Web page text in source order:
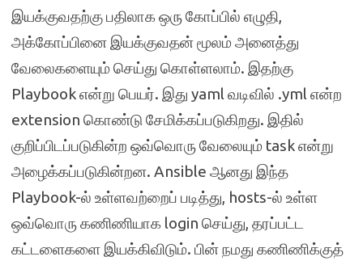
இயக்குவதற்கு பதிலாக ஒரு கோப்பில் எழுதி,
அக்கோப்பினை இயக்குவதன் மூலம் அனைத்து
வேலைகளையும் செய்து கொள்ளலாம். இதற்கு
Playbook என்று பெயர். இது yaml வடிவில் .yml என்ற
extension கொண்டு சேமிக்கப்படுகிறது. இதில்
குறிப்பிடப்படுகின்ற ஒவ்வொரு வேலையும் task என்று
அழைக்கப்படுகின்றன. Ansible ஆனது இந்த
Playbook-ல் உள்ளவற்றைப் படித்து, hosts-ல் உள்ள
ஒவ்வொரு கணிணியாக login செய்து, தரப்பட்ட
கட்டளைகளை இயக்கிவிடும். பின் நமது கணிணிக்குத்